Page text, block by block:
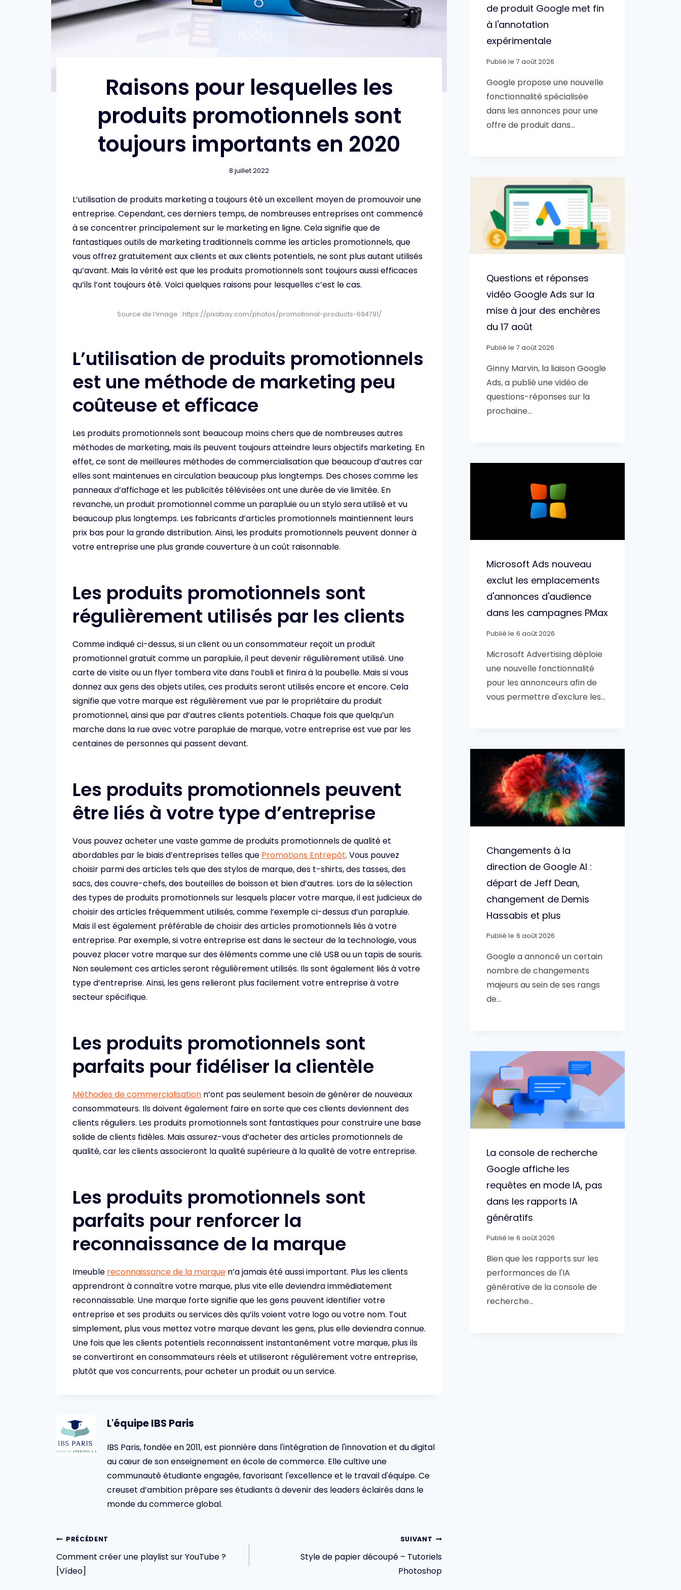
Raisons pour lesquelles les
produits promotionnels sont
toujours importants en 2020
8 juillet 2022
L’utilisation de produits marketing a toujours été un excellent moyen de promouvoir une
entreprise. Cependant, ces derniers temps, de nombreuses entreprises ont commencé
à se concentrer principalement sur le marketing en ligne. Cela signifie que de
fantastiques outils de marketing traditionnels comme les articles promotionnels, que
vous offrez gratuitement aux clients et aux clients potentiels, ne sont plus autant utilisés
qu’avant. Mais la vérité est que les produits promotionnels sont toujours aussi efficaces
qu’ils l’ont toujours été. Voici quelques raisons pour lesquelles c’est le cas.
Source de l’image : https://pixabay.com/photos/promotional-products-694791/
L’utilisation de produits promotionnels
est une méthode de marketing peu
coûteuse et efficace
Les produits promotionnels sont beaucoup moins chers que de nombreuses autres
méthodes de marketing, mais ils peuvent toujours atteindre leurs objectifs marketing. En
effet, ce sont de meilleures méthodes de commercialisation que beaucoup d’autres car
elles sont maintenues en circulation beaucoup plus longtemps. Des choses comme les
panneaux d’affichage et les publicités télévisées ont une durée de vie limitée. En
revanche, un produit promotionnel comme un parapluie ou un stylo sera utilisé et vu
beaucoup plus longtemps. Les fabricants d’articles promotionnels maintiennent leurs
prix bas pour la grande distribution. Ainsi, les produits promotionnels peuvent donner à
votre entreprise une plus grande couverture à un coût raisonnable.
Les produits promotionnels sont
régulièrement utilisés par les clients
Comme indiqué ci-dessus, si un client ou un consommateur reçoit un produit
promotionnel gratuit comme un parapluie, il peut devenir régulièrement utilisé. Une
carte de visite ou un flyer tombera vite dans l’oubli et finira à la poubelle. Mais si vous
donnez aux gens des objets utiles, ces produits seront utilisés encore et encore. Cela
signifie que votre marque est régulièrement vue par le propriétaire du produit
promotionnel, ainsi que par d’autres clients potentiels. Chaque fois que quelqu’un
marche dans la rue avec votre parapluie de marque, votre entreprise est vue par les
centaines de personnes qui passent devant.
Les produits promotionnels peuvent
être liés à votre type d’entreprise
Vous pouvez acheter une vaste gamme de produits promotionnels de qualité et
abordables par le biais d’entreprises telles que Promotions Entrepôt. Vous pouvez
choisir parmi des articles tels que des stylos de marque, des t-shirts, des tasses, des
sacs, des couvre-chefs, des bouteilles de boisson et bien d’autres. Lors de la sélection
des types de produits promotionnels sur lesquels placer votre marque, il est judicieux de
choisir des articles fréquemment utilisés, comme l’exemple ci-dessus d’un parapluie.
Mais il est également préférable de choisir des articles promotionnels liés à votre
entreprise. Par exemple, si votre entreprise est dans le secteur de la technologie, vous
pouvez placer votre marque sur des éléments comme une clé USB ou un tapis de souris.
Non seulement ces articles seront régulièrement utilisés. Ils sont également liés à votre
type d’entreprise. Ainsi, les gens relieront plus facilement votre entreprise à votre
secteur spécifique.
Les produits promotionnels sont
parfaits pour fidéliser la clientèle
Méthodes de commercialisation n’ont pas seulement besoin de générer de nouveaux
consommateurs. Ils doivent également faire en sorte que ces clients deviennent des
clients réguliers. Les produits promotionnels sont fantastiques pour construire une base
solide de clients fidèles. Mais assurez-vous d’acheter des articles promotionnels de
qualité, car les clients associeront la qualité supérieure à la qualité de votre entreprise.
Les produits promotionnels sont
parfaits pour renforcer la
reconnaissance de la marque
Imeuble reconnaissance de la marque n’a jamais été aussi important. Plus les clients
apprendront à connaître votre marque, plus vite elle deviendra immédiatement
reconnaissable. Une marque forte signifie que les gens peuvent identifier votre
entreprise et ses produits ou services dès qu’ils voient votre logo ou votre nom. Tout
simplement, plus vous mettez votre marque devant les gens, plus elle deviendra connue.
Une fois que les clients potentiels reconnaissent instantanément votre marque, plus ils
se convertiront en consommateurs réels et utiliseront régulièrement votre entreprise,
plutôt que vos concurrents, pour acheter un produit ou un service.
L'équipe IBS Paris
IBS Paris, fondée en 2011, est pionnière dans l'intégration de l'innovation et du digital
au cœur de son enseignement en école de commerce. Elle cultive une
communauté étudiante engagée, favorisant l'excellence et le travail d'équipe. Ce
creuset d’ambition prépare ses étudiants à devenir des leaders éclairés dans le
monde du commerce global.
Navigation
de
PRÉCÉDENT
Comment créer une playlist sur YouTube ?
[Vídeo]
SUIVANT
Style de papier découpé – Tutoriels
Photoshop
de produit Google met fin
à l'annotation
expérimentale
Publié le 7 août 2026
Google propose une nouvelle
fonctionnalité spécialisée
dans les annonces pour une
offre de produit dans…
Questions et réponses
vidéo Google Ads sur la
mise à jour des enchères
du 17 août
Publié le 7 août 2026
Ginny Marvin, la liaison Google
Ads, a publié une vidéo de
questions-réponses sur la
prochaine…
Microsoft Ads nouveau
exclut les emplacements
d'annonces d'audience
dans les campagnes PMax
Publié le 6 août 2026
Microsoft Advertising déploie
une nouvelle fonctionnalité
pour les annonceurs afin de
vous permettre d'exclure les…
Changements à la
direction de Google AI :
départ de Jeff Dean,
changement de Demis
Hassabis et plus
Publié le 6 août 2026
Google a annoncé un certain
nombre de changements
majeurs au sein de ses rangs
de…
La console de recherche
Google affiche les
requêtes en mode IA, pas
dans les rapports IA
génératifs
Publié le 6 août 2026
Bien que les rapports sur les
performances de l'IA
générative de la console de
recherche…